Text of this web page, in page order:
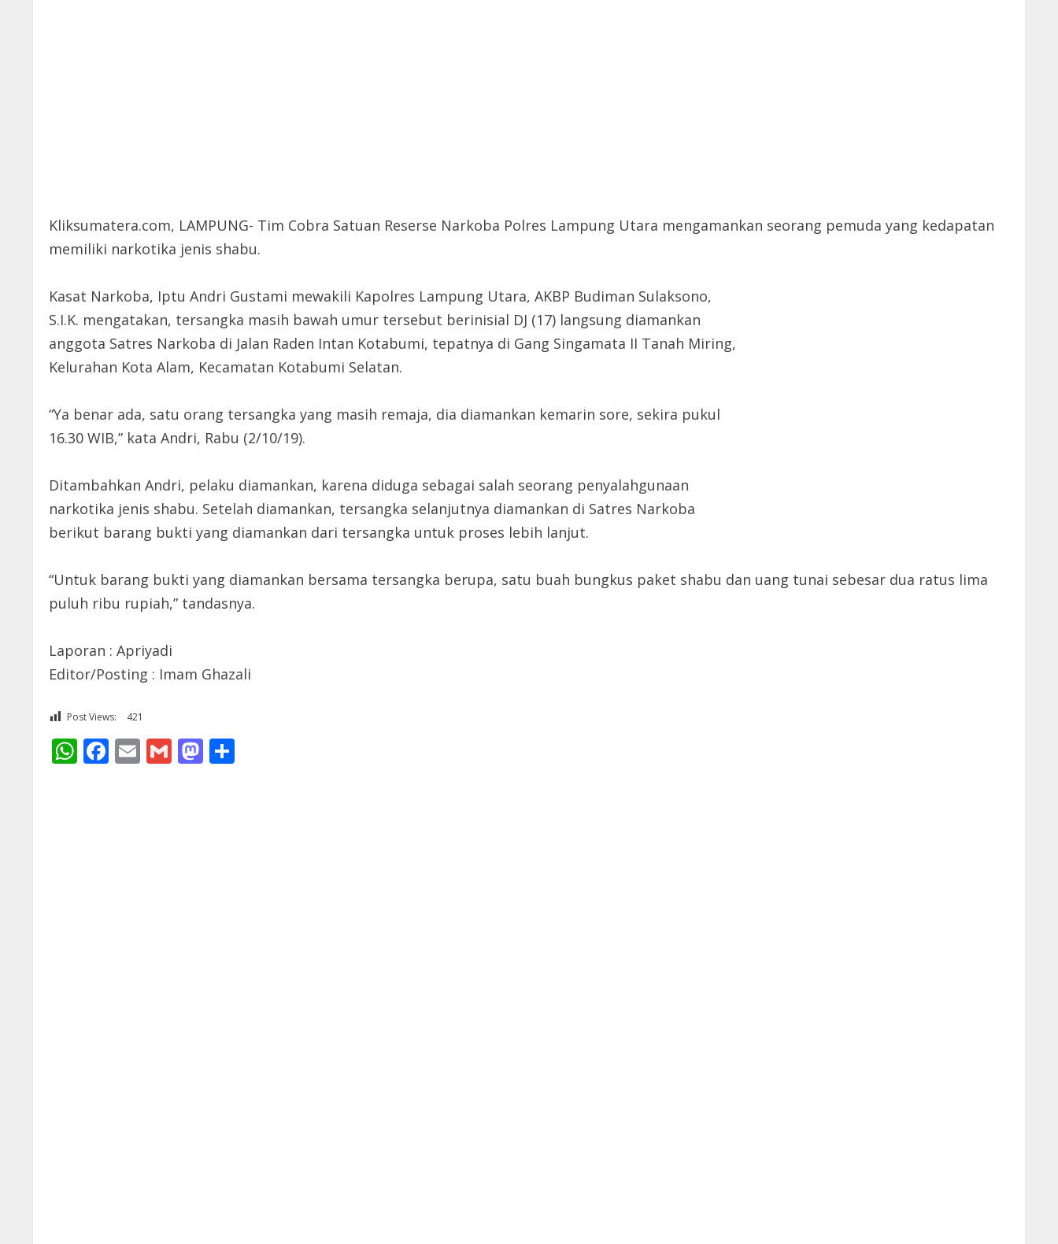
Kliksumatera.com, LAMPUNG- Tim Cobra Satuan Reserse Narkoba Polres Lampung Utara mengamankan seorang pemuda yang kedapatan
memiliki narkotika jenis shabu.
Kasat Narkoba, Iptu Andri Gustami mewakili Kapolres Lampung Utara, AKBP Budiman Sulaksono,
S.I.K. mengatakan, tersangka masih bawah umur tersebut berinisial DJ (17) langsung diamankan
anggota Satres Narkoba di Jalan Raden Intan Kotabumi, tepatnya di Gang Singamata II Tanah Miring,
Kelurahan Kota Alam, Kecamatan Kotabumi Selatan.
“Ya benar ada, satu orang tersangka yang masih remaja, dia diamankan kemarin sore, sekira pukul
16.30 WIB,” kata Andri, Rabu (2/10/19).
Ditambahkan Andri, pelaku diamankan, karena diduga sebagai salah seorang penyalahgunaan
narkotika jenis shabu. Setelah diamankan, tersangka selanjutnya diamankan di Satres Narkoba
berikut barang bukti yang diamankan dari tersangka untuk proses lebih lanjut.
“Untuk barang bukti yang diamankan bersama tersangka berupa, satu buah bungkus paket shabu dan uang tunai sebesar dua ratus lima
puluh ribu rupiah,” tandasnya.
Laporan : Apriyadi
Editor/Posting : Imam Ghazali
Post Views: 421
WhatsApp
Facebook
EmailGmailMastodon